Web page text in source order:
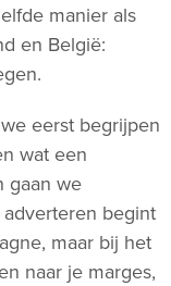
manier als
en België:
eerst begrijpen
wat een
gaan we
begint
maar bij het
naar je marges,